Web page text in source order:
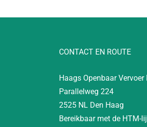
CONTACT EN ROUTE
Haags Openbaar Vervoer
Parallelweg 224
2525 NL Den Haag
Bereikbaar met de HTM-